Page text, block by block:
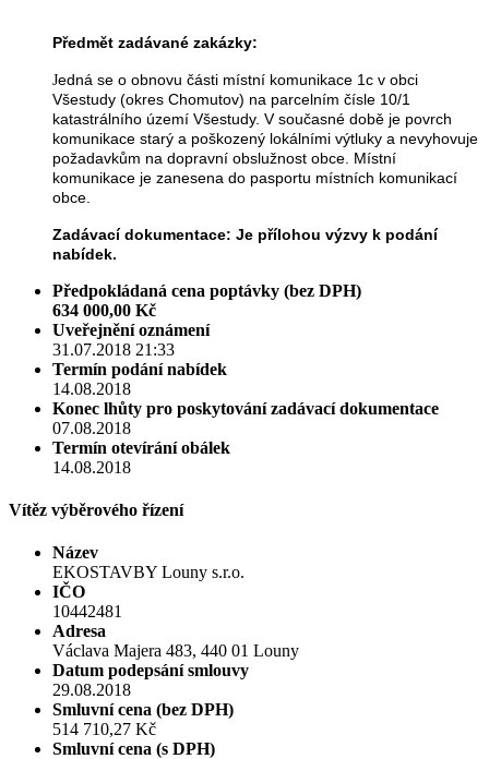
Předmět zadávané zakázky:
Jedná se o obnovu části místní komunikace 1c v obci
Všestudy (okres Chomutov) na parcelním čísle 10/1
katastrálního území Všestudy. V současné době je povrch
komunikace starý a poškozený lokálními výtluky a nevyhovuje
požadavkům na dopravní obslužnost obce. Místní
komunikace je zanesena do pasportu místních komunikací
obce.
Zadávací dokumentace: Je přílohou výzvy k podání
nabídek.
Předpokládaná cena poptávky (bez DPH)
634 000,00 Kč
Uveřejnění oznámení
31.07.2018 21:33
Termín podání nabídek
14.08.2018
Konec lhůty pro poskytování zadávací dokumentace
07.08.2018
Termín otevírání obálek
14.08.2018
Vítěz výběrového řízení
Název
EKOSTAVBY Louny s.r.o.
IČO
10442481
Adresa
Václava Majera 483, 440 01 Louny
Datum podepsání smlouvy
29.08.2018
Smluvní cena (bez DPH)
514 710,27 Kč
Smluvní cena (s DPH)